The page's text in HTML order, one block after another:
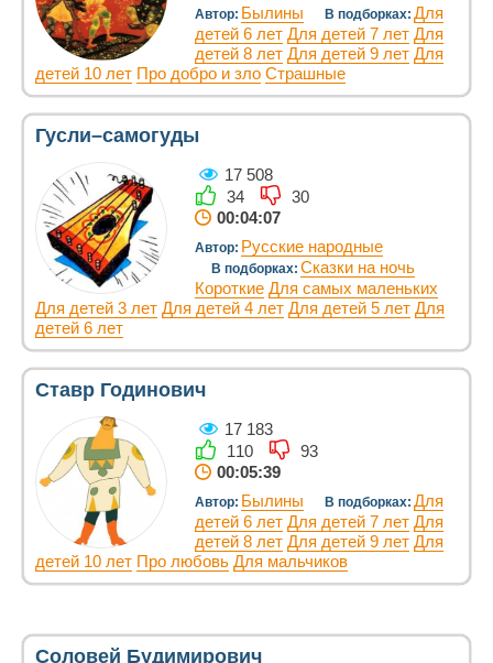
Автор: Былины В подборках: Для
детей 6 лет Для детей 7 лет Для
детей 8 лет Для детей 9 лет Для
детей 10 лет Про добро и зло Страшные
Гусли–самогуды
17 508
34
30
00:04:07
Автор: Русские народные
В подборках: Сказки на ночь
Короткие Для самых маленьких
Для детей 3 лет Для детей 4 лет Для детей 5 лет Для
детей 6 лет
Ставр Годинович
17 183
110
93
00:05:39
Автор: Былины В подборках: Для
детей 6 лет Для детей 7 лет Для
детей 8 лет Для детей 9 лет Для
детей 10 лет Про любовь Для мальчиков
Соловей Будимирович